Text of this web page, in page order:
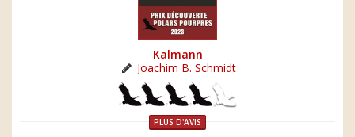
Kalmann
Joachim B. Schmidt
PLUS D'AVIS